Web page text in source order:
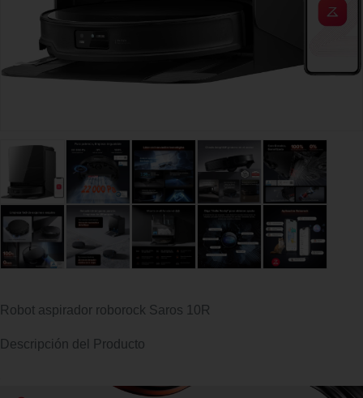
Robot aspirador roborock Saros 10R
Descripción del Producto